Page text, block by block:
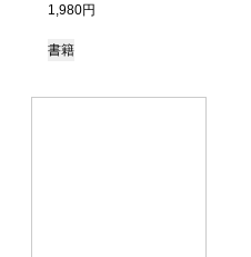
1,980円
書籍